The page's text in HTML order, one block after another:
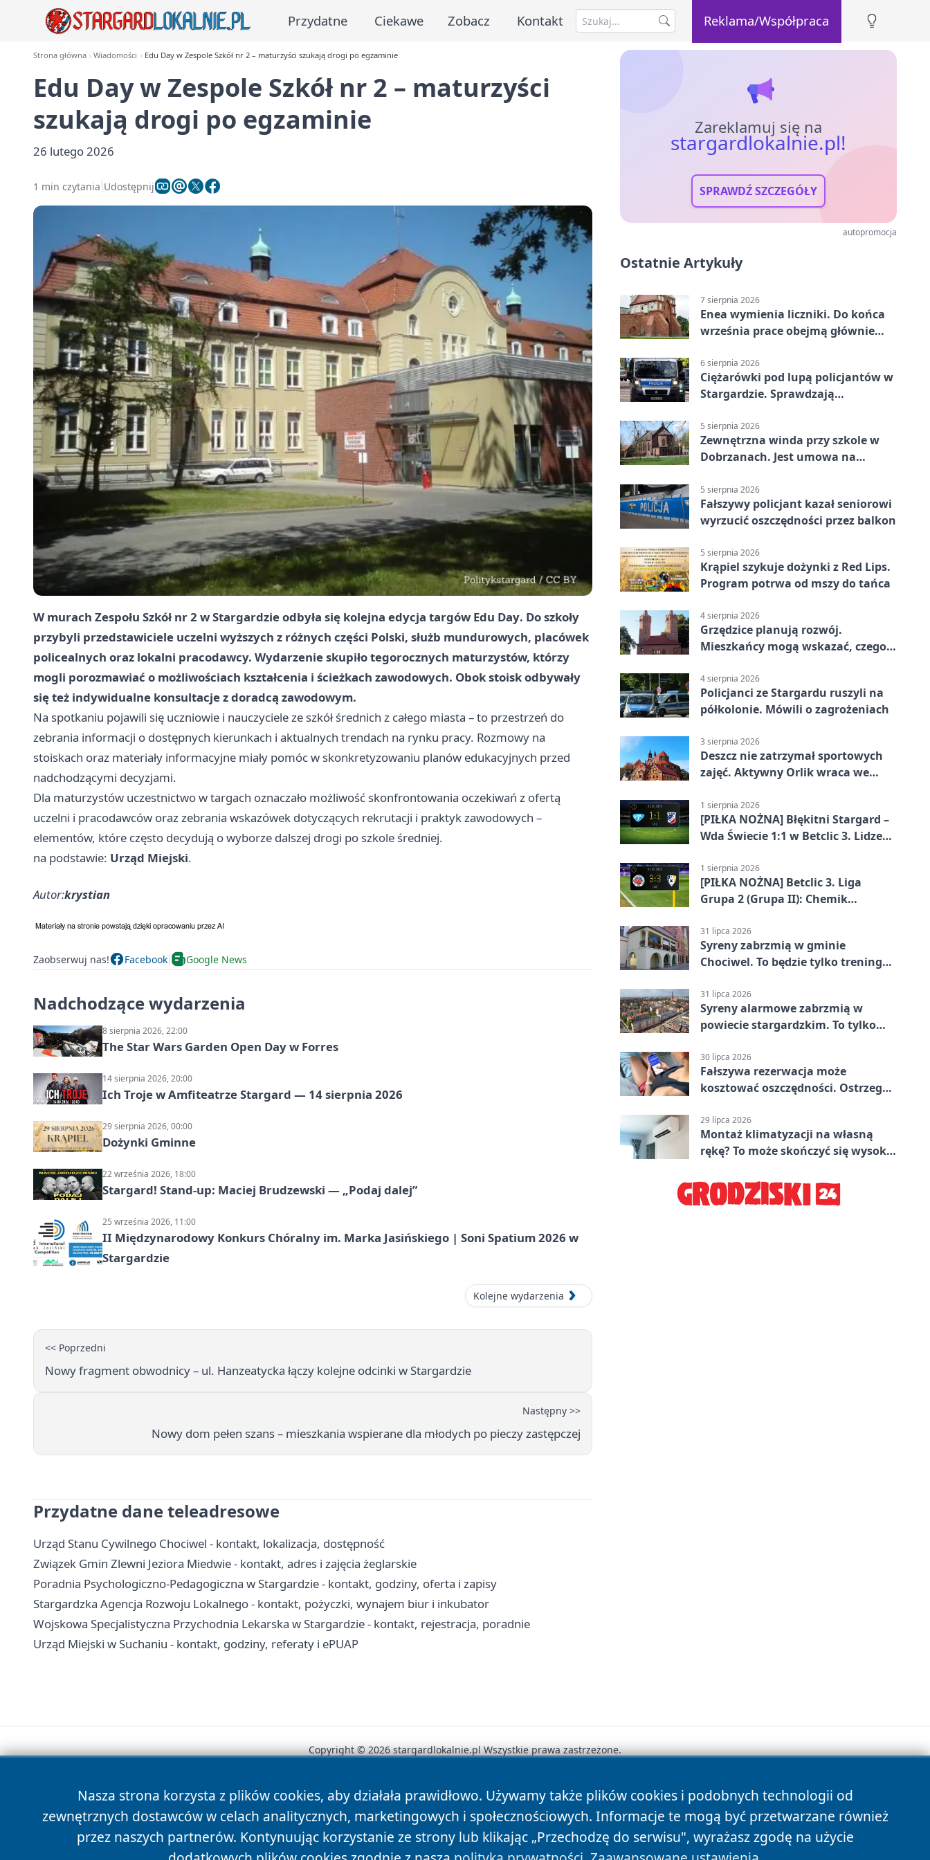
Przydatne Ciekawe Zobacz Kontakt Reklama/Współpraca
Strona główna Wiadomości Edu Day w Zespole Szkół nr 2 – maturzyści szukają drogi po egzaminie
Edu Day w Zespole Szkół nr 2 – maturzyści
szukają drogi po egzaminie
26 lutego 2026
1 min czytania Udostępnij
W murach Zespołu Szkół nr 2 wStargardzieodbyła się kolejna edycja targów Edu Day. Do szkoły
przybyli przedstawiciele uczelni wyższych z różnych części Polski, służb mundurowych, placówek
policealnych oraz lokalni pracodawcy. Wydarzenie skupiło tegorocznych maturzystów, którzy
mogli porozmawiać o możliwościach kształcenia i ścieżkach zawodowych. Obok stoisk odbywały
się też indywidualne konsultacje zdoradcą zawodowym.
Na spotkaniu pojawili się uczniowie i nauczyciele ze szkół średnich z całego miasta – to przestrzeń do
zebrania informacji o dostępnych kierunkach i aktualnych trendach na rynku pracy. Rozmowy na
stoiskach oraz materiały informacyjne miały pomóc w skonkretyzowaniu planów edukacyjnych przed
nadchodzącymi decyzjami.
Dla maturzystów uczestnictwo w targach oznaczało możliwość skonfrontowania oczekiwań z ofertą
uczelni i pracodawców oraz zebrania wskazówek dotyczących rekrutacji i praktyk zawodowych –
elementów, które często decydują o wyborze dalszej drogi po szkole średniej.
na podstawie: Urząd Miejski.
Autor:krystian
Zaobserwuj nas! Facebook Google News
Nadchodzące wydarzenia
8 sierpnia 2026, 22:00
The Star Wars Garden Open Day w Forres
14 sierpnia 2026, 20:00
Ich Troje w Amfiteatrze Stargard — 14 sierpnia 2026
29 sierpnia 2026, 00:00
Dożynki Gminne
22 września 2026, 18:00
Stargard! Stand-up: Maciej Brudzewski — „Podaj dalej”
25 września 2026, 11:00
II Międzynarodowy Konkurs Chóralny im. Marka Jasińskiego | Soni Spatium 2026 w
Stargardzie
Kolejne wydarzenia
<< Poprzedni
Nowy fragment obwodnicy – ul. Hanzeatycka łączy kolejne odcinki w Stargardzie
Następny >>
Nowy dom pełen szans – mieszkania wspierane dla młodych po pieczy zastępczej
Przydatne dane teleadresowe
Urząd Stanu Cywilnego Chociwel - kontakt, lokalizacja, dostępność
Związek Gmin Zlewni Jeziora Miedwie - kontakt, adres i zajęcia żeglarskie
Poradnia Psychologiczno-Pedagogiczna w Stargardzie - kontakt, godziny, oferta i zapisy
Stargardzka Agencja Rozwoju Lokalnego - kontakt, pożyczki, wynajem biur i inkubator
Wojskowa Specjalistyczna Przychodnia Lekarska w Stargardzie - kontakt, rejestracja, poradnie
Urząd Miejski w Suchaniu - kontakt, godziny, referaty i ePUAP
Zareklamuj się na
stargardlokalnie.pl!
SPRAWDŹ SZCZEGÓŁY
autopromocja
Ostatnie Artykuły
7 sierpnia 2026
Enea wymienia liczniki. Do końca
września prace obejmą głównie
6 sierpnia 2026
Ciężarówki pod lupą policjantów w
Stargardzie. Sprawdzają
5 sierpnia 2026
Zewnętrzna winda przy szkole w
Dobrzanach. Jest umowa na
5 sierpnia 2026
Fałszywy policjant kazał seniorowi
wyrzucić oszczędności przez balkon
5 sierpnia 2026
Krąpiel szykuje dożynki z Red Lips.
Program potrwa od mszy do tańca
4 sierpnia 2026
Grzędzice planują rozwój.
Mieszkańcy mogą wskazać, czego
4 sierpnia 2026
Policjanci ze Stargardu ruszyli na
półkolonie. Mówili o zagrożeniach
3 sierpnia 2026
Deszcz nie zatrzymał sportowych
zajęć. Aktywny Orlik wraca we
1 sierpnia 2026
[PIŁKA NOŻNA] Błękitni Stargard –
Wda Świecie 1:1 w Betclic 3. Lidze
1 sierpnia 2026
[PIŁKA NOŻNA] Betclic 3. Liga
Grupa 2 (Grupa II): Chemik
Stargard 3:3
31 lipca 2026
Syreny zabrzmią w gminie
Chociwel. To będzie tylko trening
31 lipca 2026
Syreny alarmowe zabrzmią w
powiecie stargardzkim. To tylko
30 lipca 2026
Fałszywa rezerwacja może
kosztować oszczędności. Ostrzega
29 lipca 2026
Montaż klimatyzacji na własną
rękę? To może skończyć się wysoką
Nasza strona korzysta z plików cookies, aby działała prawidłowo. Używamy także plików cookies i podobnych technologii od
zewnętrznych dostawców w celach analitycznych, marketingowych i społecznościowych. Informacje te mogą być przetwarzane również
przez naszych partnerów. Kontynuując korzystanie ze strony lub klikając „Przechodzę do serwisu", wyrażasz zgodę na użycie
Copyright © 2026 stargardlokalnie.pl Wszystkie prawa zastrzeżone.
News Autorzy Polityka Prywatności Polityka Cookies